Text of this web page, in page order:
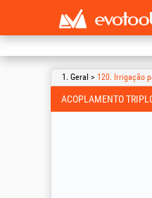
1. Geral > 120. Irrigação
ACOPLAMENTO